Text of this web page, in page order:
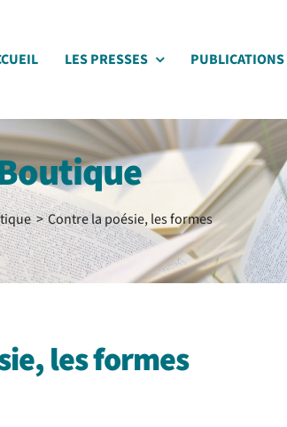
LES PRESSES PUBLICATIONS
Contre la poésie, les formes
les formes